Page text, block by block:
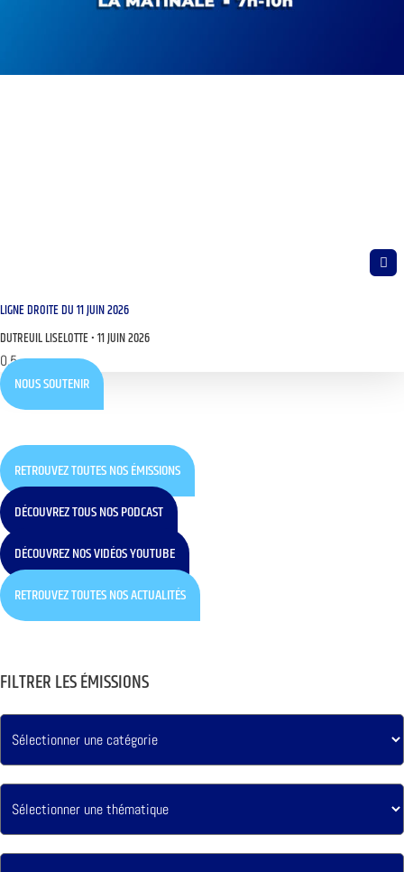
LIGNE DROITE DU 11 JUIN 2026
DUTREUIL LISELOTTE 11 JUIN 2026
NOUS SOUTENIR
RETROUVEZ TOUTES NOS ÉMISSIONS
DÉCOUVREZ TOUS NOS PODCAST
DÉCOUVREZ NOS VIDÉOS YOUTUBE
RETROUVEZ TOUTES NOS ACTUALITÉS
FILTRER LES ÉMISSIONS